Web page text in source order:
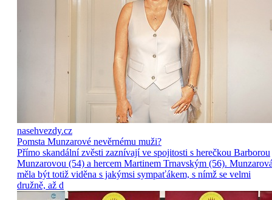
nasehvezdy.cz
Pomsta Munzarové nevěrnému muži?
Přímo skandální zvěsti zaznívají ve spojitosti s herečkou Barborou
Munzarovou (54) a hercem Martinem Trnavským (56).
měla být totiž viděna s jakýmsi sympaťákem, s nímž se velmi
družně, až d